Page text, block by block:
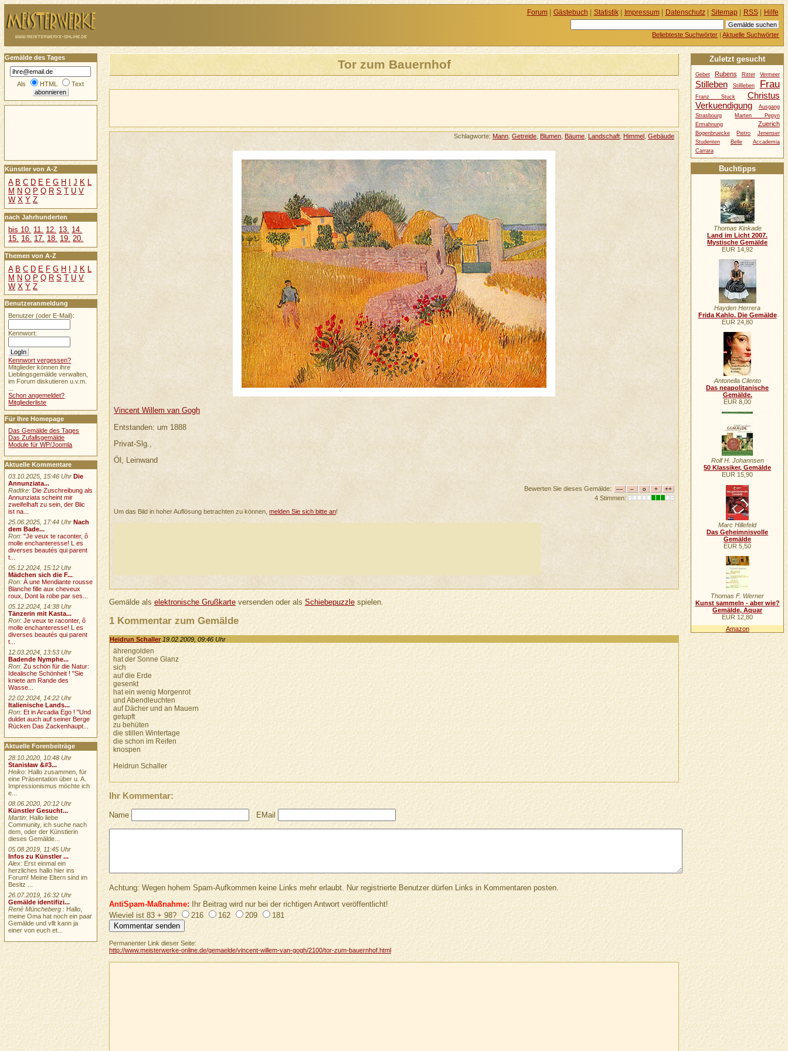
Tor zum Bauernhof
Schlagworte: Mann ,Getreide Blumen Bäume Landschaft Himmel ,Gebäude
Vincent Willem van Gogh
Entstanden: um 1888
Privat-Slg.,
Öl, Leinwand
Bewerten Sie dieses Gemälde:
4 Stimmen:
Um das Bild in hoher Auflösung betrachten zu können, melden Sie sich bitte an!
Gemälde alselektronische Grußkarteversenden oder alsSchiebepuzzlespielen.
1 Kommentar zum Gemälde
Heidrun Schaller 19.02.2009, 09:46 Uhr
ährengolden
hat der Sonne Glanz
sich
auf die Erde
gesenkt
hat ein wenig Morgenrot
und Abendleuchten
auf Dächer und an Mauern
getupft
zu behüten
die stillen Wintertage
die schon im Reifen
knospen
Heidrun Schaller
Ihr Kommentar:
Name EMail
Achtung: Wegen hohem Spam-Aufkommen keine Links mehr erlaubt. Nur registrierte Benutzer dürfen Links in Kommentaren posten.
AntiSpam-Maßnahme:Ihr Beitrag wird nur bei der richtigen Antwort veröffentlicht!
Wieviel ist 83 + 98?
216 162 209 181
Permanenter Link dieser Seite:
http://www.meisterwerke-online.de/gemaelde/vincent-willem-van-gogh/2100/tor-zum-bauernhof.html
Gemälde des Tages
Als HTML Text
Künstler von A-Z
A B C D E F G H J K L
M N O P Q R S T U V
W X Y Z
nach Jahrhunderten
bis 10. 11. 12. 13. 14.
15. 16. 17. 18. 19. 20.
Themen von A-Z
A B C D E F G H I J K L
M N O P Q R S T U V
W X Y Z
Benutzeranmeldung
Benutzer (oder E-Mail):
Kennwort:
Kennwort vergessen?
Mitglieder können ihre
Lieblingsgemälde verwalten,
im Forum diskutieren u.v.m.
Schon angemeldet?
Mitgliederliste
Für Ihre Homepage
Das Gemälde des Tages
Das Zufallsgemälde
Module für WP/Joomla
Aktuelle Kommentare
03.10.2025, 15:46 Uhr Die
Annunziata...
Radtke: Die Zuschreibung als
Annunziata scheint mir
zweifelhaft zu sein, der Blic
ist na...
25.06.2025, 17:44 Uhr Nach
dem Bade...
Ron:"Je veux te raconter, ô
molle enchanteresse! L es
diverses beautés qui parent
t...
05.12.2024, 15:12 Uhr
Mädchen sich die F...
Ron:À une Mendiante rousse
Blanche fille aux cheveux
roux, Dont la robe par ses...
05.12.2024, 14:38 Uhr
Tänzerin mit Kasta...
Ron:Je veux te raconter, ô
molle enchanteresse! L es
diverses beautés qui parent
t...
12.03.2024, 13:53 Uhr
Badende Nymphe...
Ron:Zu schön für die Natur:
Idealische Schönheit ! "Sie
kniete am Rande des
Wasse...
22.02.2024, 14:22 Uhr
Italienische Lands...
Ron:Et in Arcadia Ego ! "Und
duldet auch auf seiner Berge
Rücken Das Zackenhaupt...
Aktuelle Forenbeiträge
28.10.2020, 10:48 Uhr
Stanisław &#3...
Heiko: Hallo zusammen, für
eine Präsentation über u. A.
Impressionismus möchte ich
e...
08.06.2020, 20:12 Uhr
Künstler Gesucht...
Martin: Hallo liebe
Community, ich suche nach
dem, oder der Künstlerin
dieses Gemälde...
05.08.2019, 11:45 Uhr
Infos zu Künstler ...
Alex: Erst einmal ein
herzliches hallo hier ins
Forum! Meine Eltern sind im
Besitz ...
26.07.2019, 16:32 Uhr
Gemälde identifizi...
René Müncheberg : Hallo,
meine Oma hat noch ein paar
Gemälde und vllt kann ja
einer von euch et...
Forum| Gästebuch | Statistik| Impressum| Datenschutz| Sitemap| RSS| Hilfe
Beliebteste Suchwörter |Aktuelle Suchwörter
Zuletzt gesucht
Gebet Rubens Ritter Vermeer
Stilleben Stillleben Frau
Franz Stuck
Christus
Verkuendigung
Ausgang
Strasbourg
Marten Pepyn
Ermahnung
Zuerich
Bogenbruecke Pietro
Jenenser
Studenten
Belle
Accademia
Carrara
Buchtipps
Thomas Kinkade
Land im Licht 2007.
Mystische Gemälde
EUR 14,92
Hayden Herrera
Frida Kahlo. Die Gemälde
EUR 24,80
Antonella Cilento
Das neapolitanische
Gemälde.
EUR 8,00
Rolf H. Johannsen
50 Klassiker, Gemälde
EUR 15,90
Marc Hillefeld
Das Geheimnisvolle
Gemälde
EUR 5,50
Thomas F. Werner
Kunst sammeln - aber wie?
Gemälde, Aquar
EUR 12,80
Amazon